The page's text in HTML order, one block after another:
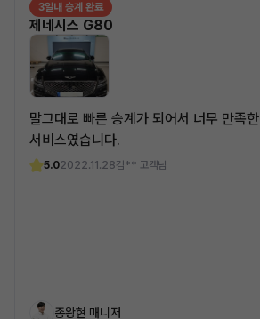
3일내 승계 완료
제네시스 G80
말그대로 빠른 승계가 되어서 너무 만족한
서비스였습니다.
5.02022.11.28김** 고객님
종왕현 매니저